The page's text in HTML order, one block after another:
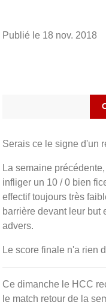
Publié le 18 nov. 2018
Serais ce le signe d'un
La semaine
infliger un 10 / 0 bien
effectif toujours très
barrière devant leur but
advers.
Le score finale n'a rien
Ce dimanche le HCC
le match retour de la